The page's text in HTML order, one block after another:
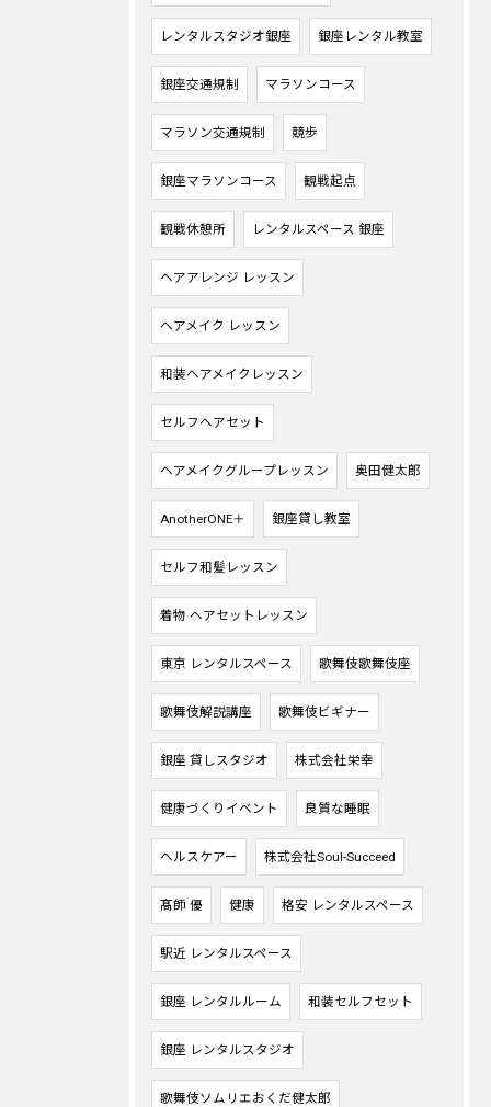
レンタルスタジオ銀座 銀座レンタル教室
銀座交通規制 マラソンコース
マラソン交通規制 競歩
銀座マラソンコース 観戦起点
観戦休憩所 レンタルスペース 銀座
ヘアアレンジ レッスン
ヘアメイク レッスン
和装ヘアメイクレッスン
セルフヘアセット
ヘアメイクグループレッスン 奥田健太郎
AnotherONE＋ 銀座貸し教室
セルフ和髪レッスン
着物 ヘアセットレッスン
東京 レンタルスペース 歌舞伎歌舞伎座
歌舞伎解説講座 歌舞伎ビギナー
銀座 貸しスタジオ 株式会社栄幸
健康づくりイベント 良質な睡眠
ヘルスケアー 株式会社Soul-Succeed
髙師 優 健康 格安 レンタルスペース
駅近 レンタルスペース
銀座 レンタルルーム 和装セルフセット
銀座 レンタルスタジオ
歌舞伎ソムリエおくだ健太郎